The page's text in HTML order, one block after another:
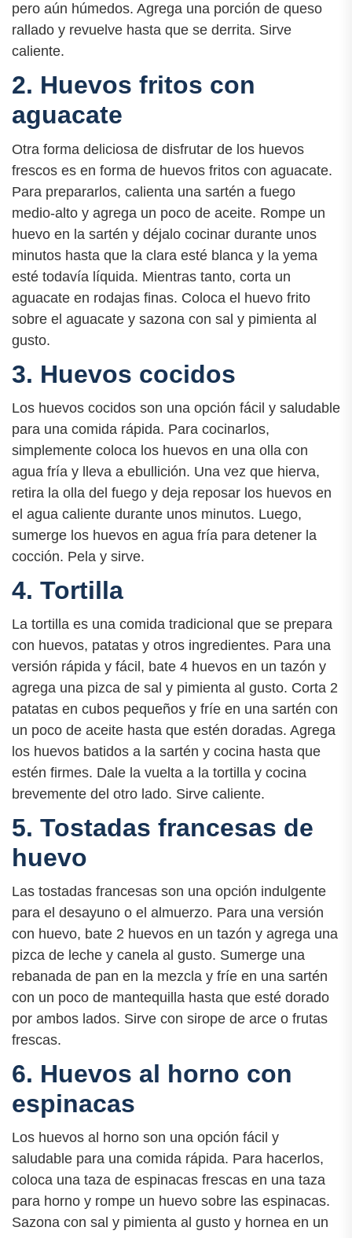
pero aún húmedos. Agrega una porción de queso
rallado y revuelve hasta que se derrita. Sirve
caliente.
2. Huevos fritos con
aguacate
Otra forma deliciosa de disfrutar de los huevos
frescos es en forma de huevos fritos con aguacate.
Para prepararlos, calienta una sartén a fuego
medio-alto y agrega un poco de aceite. Rompe un
huevo en la sartén y déjalo cocinar durante unos
minutos hasta que la clara esté blanca y la yema
esté todavía líquida. Mientras tanto, corta un
aguacate en rodajas finas. Coloca el huevo frito
sobre el aguacate y sazona con sal y pimienta al
gusto.
3. Huevos cocidos
Los huevos cocidos son una opción fácil y saludable
para una comida rápida. Para cocinarlos,
simplemente coloca los huevos en una olla con
agua fría y lleva a ebullición. Una vez que hierva,
retira la olla del fuego y deja reposar los huevos en
el agua caliente durante unos minutos. Luego,
sumerge los huevos en agua fría para detener la
cocción. Pela y sirve.
4. Tortilla
La tortilla es una comida tradicional que se prepara
con huevos, patatas y otros ingredientes. Para una
versión rápida y fácil, bate 4 huevos en un tazón y
agrega una pizca de sal y pimienta al gusto. Corta 2
patatas en cubos pequeños y fríe en una sartén con
un poco de aceite hasta que estén doradas. Agrega
los huevos batidos a la sartén y cocina hasta que
estén firmes. Dale la vuelta a la tortilla y cocina
brevemente del otro lado. Sirve caliente.
5. Tostadas francesas de
huevo
Las tostadas francesas son una opción indulgente
para el desayuno o el almuerzo. Para una versión
con huevo, bate 2 huevos en un tazón y agrega una
pizca de leche y canela al gusto. Sumerge una
rebanada de pan en la mezcla y fríe en una sartén
con un poco de mantequilla hasta que esté dorado
por ambos lados. Sirve con sirope de arce o frutas
frescas.
6. Huevos al horno con
espinacas
Los huevos al horno son una opción fácil y
saludable para una comida rápida. Para hacerlos,
coloca una taza de espinacas frescas en una taza
para horno y rompe un huevo sobre las espinacas.
Sazona con sal y pimienta al gusto y hornea en un